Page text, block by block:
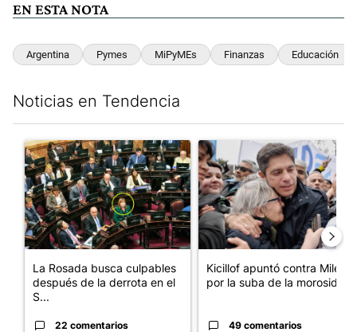
EN ESTA NOTA
Argentina Pymes MiPyMEs Finanzas Educación
Noticias en Tendencia
Un artículo de tendencia con el título "La Rosada busca
La Rosada busca culpables
después de la derrota en el
S...
22 comentarios
Un artículo de tendencia con
Kicillof apuntó contra Milei
por la suba de la morosida...
49 comentarios